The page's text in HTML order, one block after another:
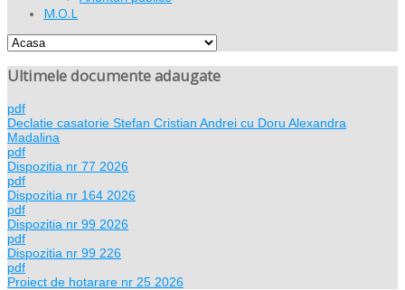
M.O.L
Ultimele documente adaugate
pdf
Declatie casatorie Stefan Cristian Andrei cu Doru Alexandra
Madalina
pdf
Dispozitia nr 77 2026
pdf
Dispozitia nr 164 2026
pdf
Dispozitia nr 99 2026
pdf
Dispozitia nr 99 226
pdf
Proiect de hotarare nr 25 2026